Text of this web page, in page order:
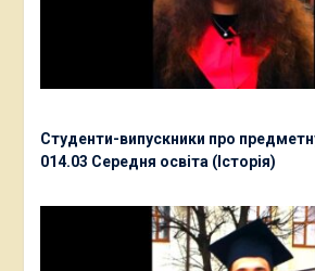
Студенти-випускники про
014.03 Середня освіта (Історія)